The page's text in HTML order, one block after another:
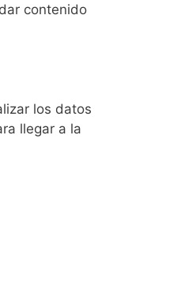
contenido
los datos
llegar a la